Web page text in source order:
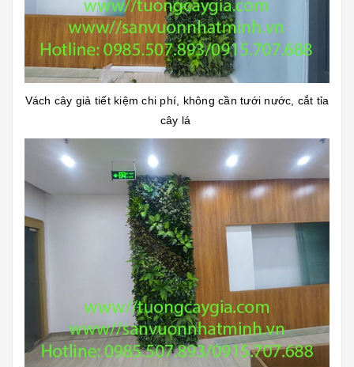
Vách cây giả tiết kiệm chi phí, không cần tưới nước, cắt tỉa
cây lá